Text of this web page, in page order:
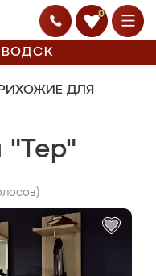
0
ДЛЯ
"Тер"